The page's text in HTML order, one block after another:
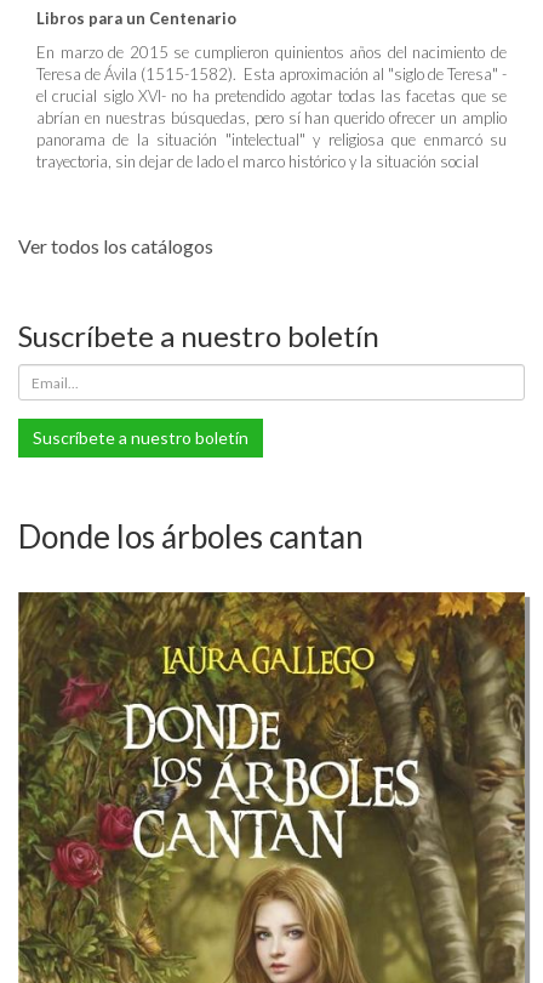
Libros para un Centenario
En marzo de 2015 se cumplieron quinientos años del nacimiento de
Teresa de Ávila (1515-1582). Esta aproximación al "siglo de Teresa" -
el crucial siglo XVI- no ha pretendido agotar todas las facetas que se
abrían en nuestras búsquedas, pero sí han querido ofrecer un amplio
panorama de la situación "intelectual" y religiosa que enmarcó su
trayectoria, sin dejar de lado el marco histórico y la situación social
Ver todos los catálogos
Suscríbete a nuestro boletín
Suscríbete a nuestro boletín
Donde los árboles cantan